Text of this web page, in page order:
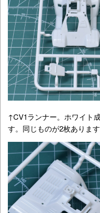
↑CV1ランナー。ホワイト
す。同じものが2枚あります